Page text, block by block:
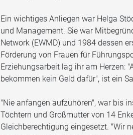
Ein wichtiges Anliegen war Helga
und Management. Sie war
Network (EWMD) und 1984 dessen
Förderung von Frauen für
Erziehungsarbeit lag ihr am Herzen:
bekommen kein Geld dafür", ist ein
"Nie anfangen aufzuhören", war bis
Töchtern und Großmutter von 14
Gleichberechtigung eingesetzt. "Wir